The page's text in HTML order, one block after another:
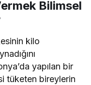
Bilimsel
kilo
yapılan bir
tüketen bireylerin